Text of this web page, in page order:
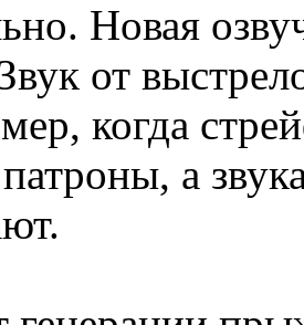
Новая
от
когда
а